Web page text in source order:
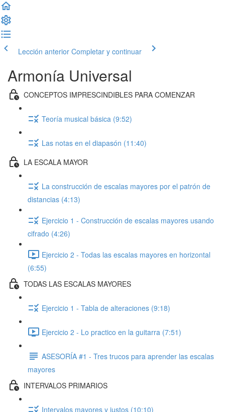
Lección anterior Completar y continuar
Armonía Universal
CONCEPTOS IMPRESCINDIBLES PARA COMENZAR
Teoría musical básica (9:52)
Las notas en el diapasón (11:40)
LA ESCALA MAYOR
La construcción de escalas mayores por el patrón de
distancias (4:13)
Ejercicio 1 - Construcción de escalas mayores usando
cifrado (4:26)
Ejercicio 2 - Todas las escalas mayores en horizontal
(6:55)
TODAS LAS ESCALAS MAYORES
Ejercicio 1 - Tabla de alteraciones (9:18)
Ejercicio 2 - Lo practico en la guitarra (7:51)
ASESORÍA #1 - Tres trucos para aprender las escalas
mayores
INTERVALOS PRIMARIOS
Intervalos mayores y justos (10:10)